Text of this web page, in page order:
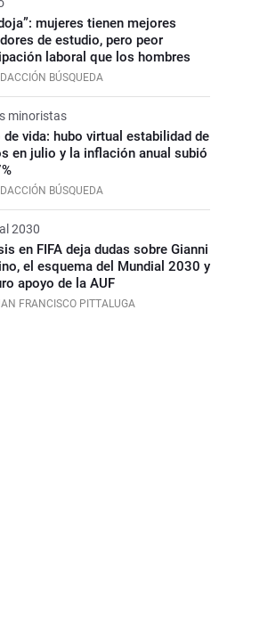
mujeres tienen mejores
de estudio, pero peor
laboral que los hombres
BÚSQUEDA
minoristas
vida: hubo virtual estabilidad de
en julio y la inflación anual subió
BÚSQUEDA
2030
en FIFA deja dudas sobre Gianni
el esquema del Mundial 2030 y
apoyo de la AUF
FRANCISCO PITTALUGA